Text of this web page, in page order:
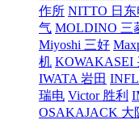
作所 NITTO 日东
气 MOLDINO 三
Miyoshi 三好
机 KOWAKASEI
IWATA 岩田
瑞电 Victor 胜利
OSAKAJACK 大